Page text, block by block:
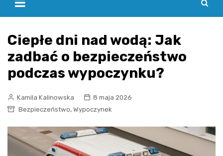
Ciepłe dni nad wodą: Jak
zadbać o bezpieczeństwo
podczas wypoczynku?
Kamila Kalinowska
8 maja 2026
Bezpieczeństwo, Wypoczynek